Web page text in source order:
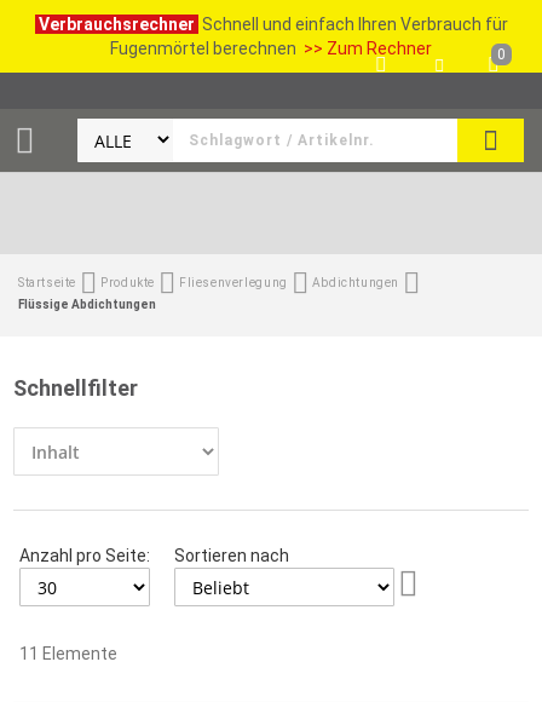
Verbrauchsrechner Schnell und einfach Ihren Verbrauch für
Fugenmörtel berechnen >> Zum Rechner
SUCHE
0
Startseite Produkte Fliesenverlegung
Abdichtungen
Flüssige Abdichtungen
Schnellfilter
Anzahl pro Seite:
Sortieren nach
11 Elemente